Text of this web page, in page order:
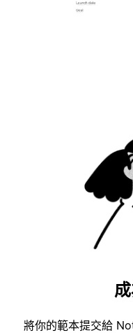
將你的範本提交給